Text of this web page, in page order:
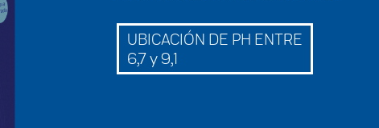
UBICACIÓN DE PH ENTRE
6,7 y 9,1